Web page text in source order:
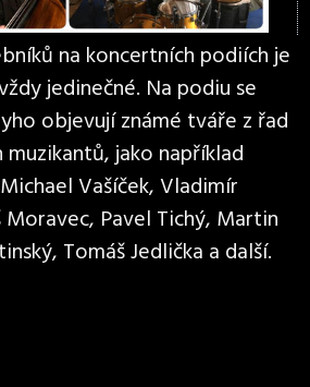
na koncertních podiích je
jedinečné. Na podiu se
objevují známé tváře z řad
jako například
Vašíček, Vladimír
Moravec, Pavel Tichý, Martin
Tomáš Jedlička a další.